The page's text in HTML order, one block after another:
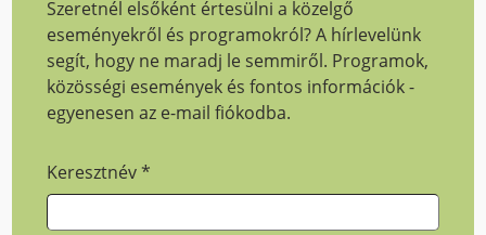
Szeretnél elsőként értesülni a közelgő
eseményekről és programokról? A hírlevelünk
segít, hogy ne maradj le semmiről. Programok,
közösségi események és fontos információk -
egyenesen az e-mail fiókodba.
Keresztnév*